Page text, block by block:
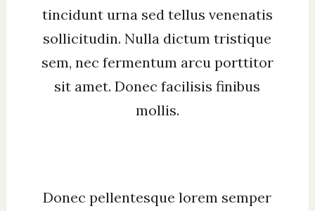
tincidunt urna sed tellus venenatis
sollicitudin. Nulla dictum tristique
sem, nec fermentum arcu porttitor
sit amet. Donec facilisis finibus
mollis.
Donec pellentesque lorem semper